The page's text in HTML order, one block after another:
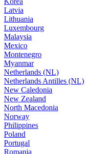
Latvia
Lithuania
Luxembourg
Malaysia
Mexico
Montenegro
Myanmar
Netherlands (NL)
Netherlands Antilles (NL)
New Caledonia
New Zealand
North Macedonia
Norway
Philippines
Poland
Portugal
Romania